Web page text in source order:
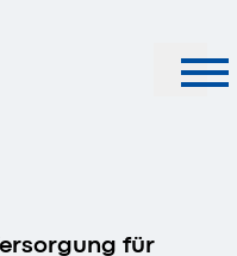
für